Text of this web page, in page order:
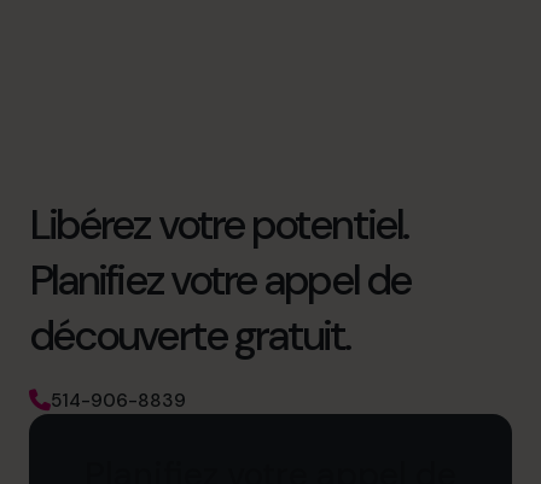
Libérez votre potentiel.
Planifiez votre appel de
découverte gratuit.
514-906-8839